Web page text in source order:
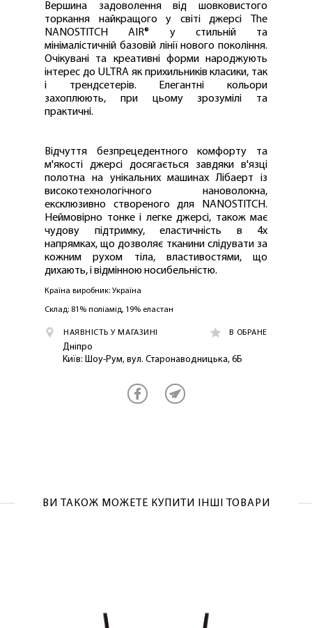
Вершина задоволення від шовковистого
торкання найкращого у світі джерсі The
NANOSTITCH AIR® у стильній та
мінімалістичній базовій лінії нового покоління.
Очікувані та креативні форми народжують
інтерес до ULTRA як прихильників класики, так
і трендсетерів. Елегантні кольори
захоплюють, при цьому зрозумілі та
практичні.
Відчуття безпрецедентного комфорту та
м'якості джерсі досягається завдяки в'язці
полотна на унікальних машинах Лібаерт із
високотехнологічного нановолокна,
ексклюзивно створеного для NANOSTITCH.
Неймовірно тонке і легке джерсі, також має
чудову підтримку, еластичність в 4х
напрямках, що дозволяє тканини слідувати за
кожним рухом тіла, властивостями, що
дихають, і відмінною носибельністю.
Країна виробник: Україна
Склад: 81% поліамід, 19% еластан
НАЯВНІСТЬ У МАГАЗИНІ В ОБРАНЕ
Дніпро
Київ: Шоу-Рум, вул. Старонаводницька, 6Б
ВИ ТАКОЖ МОЖЕТЕ КУПИТИ ІНШІ ТОВАРИ
ЛАСКАВО ПРОСИМО ДО